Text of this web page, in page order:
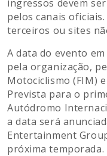
ingressos devem
pelos canais
terceiros ou sites
A data do evento
pela organização,
Motociclismo (FIM)
Prevista para o
Autódromo
a data será
Entertainment
próxima temporada.